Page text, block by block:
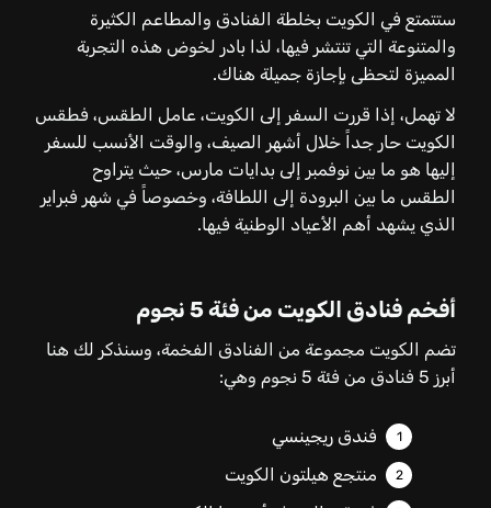
ستتمتع في الكويت بخلطة الفنادق والمطاعم الكثيرة
والمتنوعة التي تنتشر فيها، لذا بادر لخوض هذه التجربة
المميزة لتحظى بإجازة جميلة هناك.
لا تهمل، إذا قررت السفر إلى الكويت، عامل الطقس، فطقس
الكويت حار جداً خلال أشهر الصيف، والوقت الأنسب للسفر
إليها هو ما بين نوفمبر إلى بدايات مارس، حيث يتراوح
الطقس ما بين البرودة إلى اللطافة، وخصوصاً في شهر فبراير
الذي يشهد أهم الأعياد الوطنية فيها.
أفخم فنادق الكويت من فئة 5 نجوم
تضم الكويت مجموعة من الفنادق الفخمة، وسنذكر لك هنا
أبرز 5 فنادق من فئة 5 نجوم وهي:
فندق ريجينسي
منتجع هيلتون الكويت